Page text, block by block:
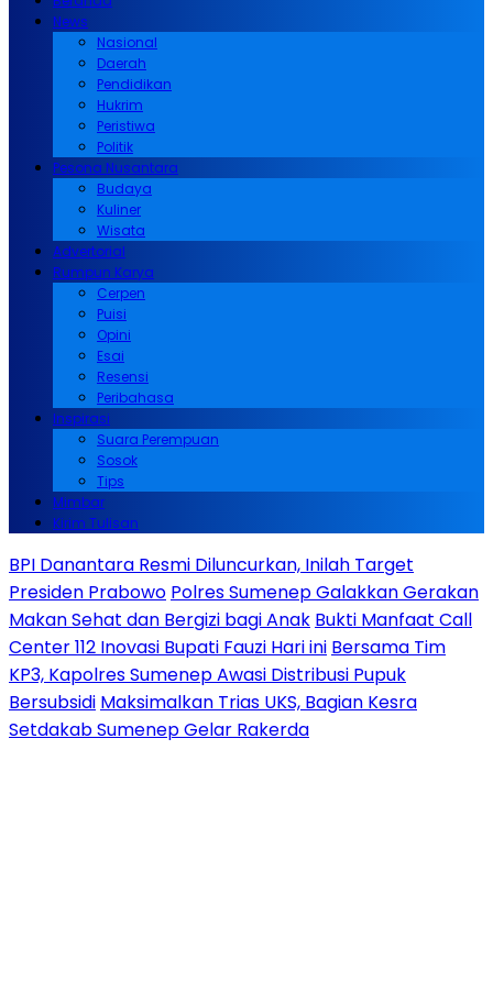
News
Nasional
Daerah
Pendidikan
Hukrim
Peristiwa
Politik
Pesona Nusantara
Budaya
Kuliner
Wisata
Advertorial
Rumpun Karya
Cerpen
Puisi
Opini
Esai
Resensi
Peribahasa
Inspirasi
Suara Perempuan
Sosok
Tips
Mimbar
Kirim Tulisan
BPI Danantara Resmi Diluncurkan, Inilah Target
Presiden Prabowo Polres Sumenep Galakkan Gerakan
Makan Sehat dan Bergizi bagi Anak Bukti Manfaat Call
Center 112 Inovasi Bupati Fauzi Hari ini Bersama Tim
KP3, Kapolres Sumenep Awasi Distribusi Pupuk
Bersubsidi Maksimalkan Trias UKS, Bagian Kesra
Setdakab Sumenep Gelar Rakerda